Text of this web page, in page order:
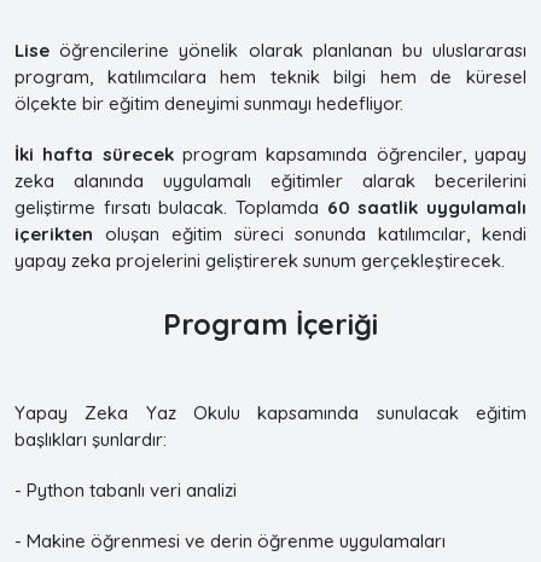
Lise öğrencilerine yönelik olarak planlanan bu uluslararası
program, katılımcılara hem teknik bilgi hem de küresel
ölçekte bir eğitim deneyimi sunmayı hedefliyor.
İki hafta sürecekprogram kapsamında öğrenciler, yapay
zeka alanında uygulamalı eğitimler alarak becerilerini
geliştirme fırsatı bulacak. Toplamda 60 saatlik uygulamalı
içerikten oluşan eğitim süreci sonunda katılımcılar, kendi
yapay zeka projelerini geliştirerek sunum gerçekleştirecek.
Program İçeriği
Yapay Zeka Yaz Okulu kapsamında sunulacak eğitim
başlıkları şunlardır:
- Python tabanlı veri analizi
- Makine öğrenmesi ve derin öğrenme uygulamaları